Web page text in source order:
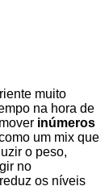
muito
na hora de
inúmeros
um mix que
o peso,
no
os níveis